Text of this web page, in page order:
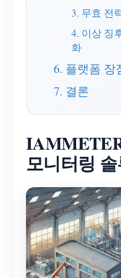
사이트 탐색
PV 랭킹
3. 무효 전
4. 이상 징
화
6. 플랫폼 장
7. 결론
모니터링